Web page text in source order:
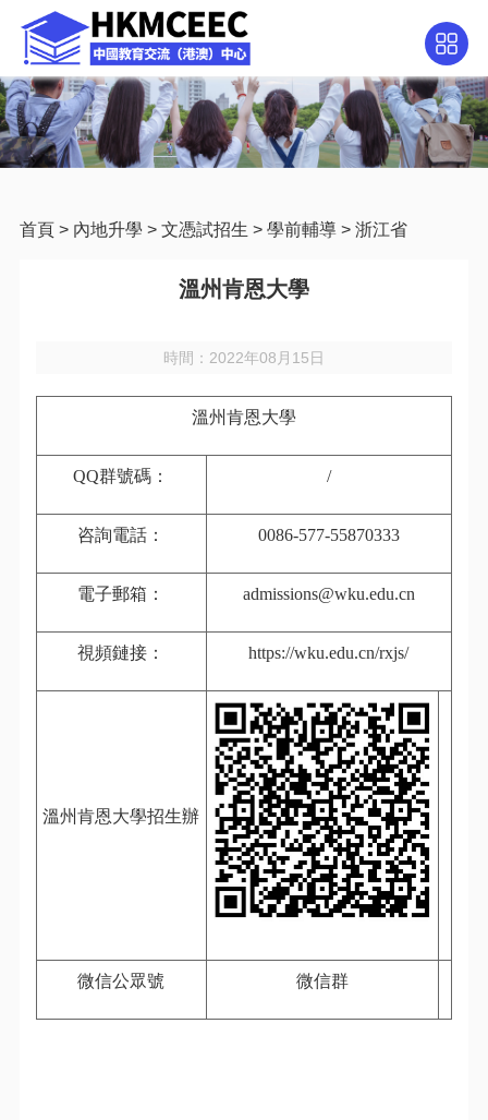
首頁> 內地升學 > 文憑試招生 > 學前輔導> 浙江省
溫州肯恩大學
時間：2022年08月15日
溫州肯恩大學
QQ群號碼： /
咨詢電話： 0086-577-55870333
電子郵箱： admissions@wku.edu.cn
視頻鏈接： https://wku.edu.cn/rxjs/
溫州肯恩大學招生辦
微信公眾號 微信群